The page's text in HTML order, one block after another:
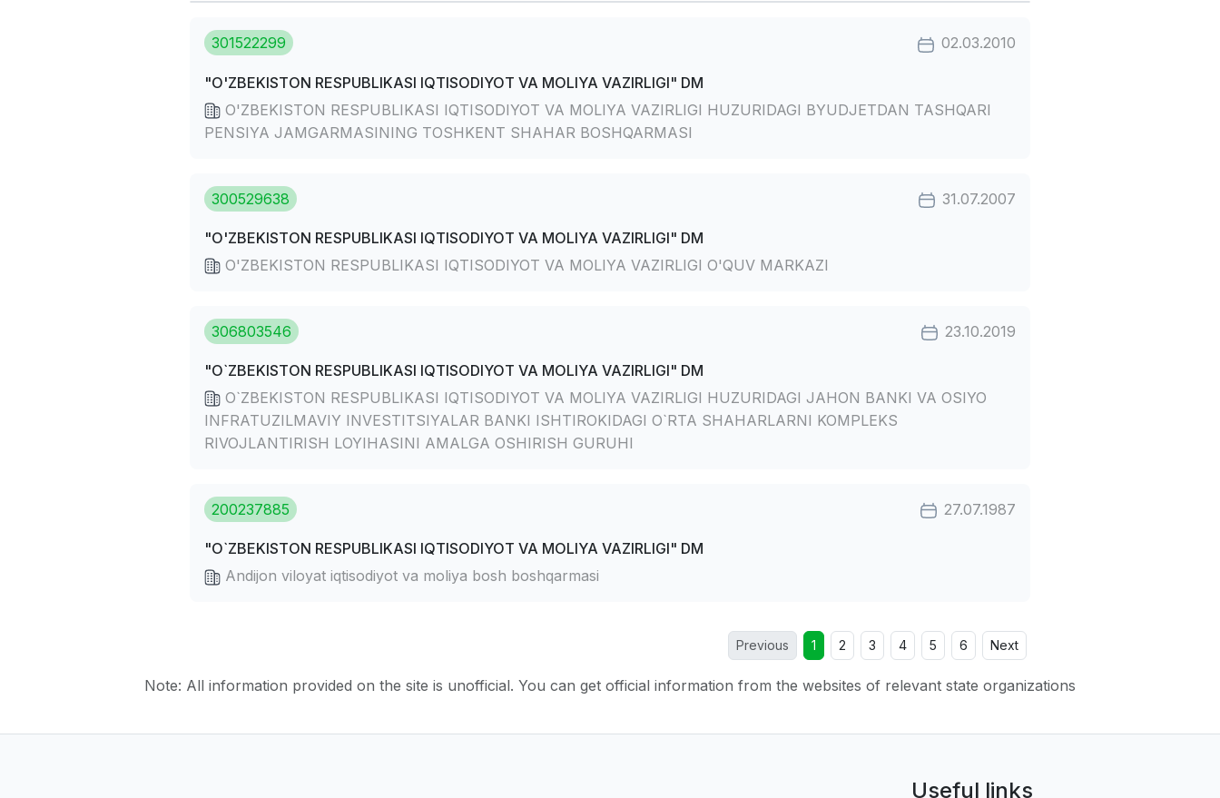
301522299 02.03.2010
"O'ZBEKISTON RESPUBLIKASI IQTISODIYOT VA MOLIYA VAZIRLIGI" DM
O'ZBEKISTON RESPUBLIKASI IQTISODIYOT VA MOLIYA VAZIRLIGI HUZURIDAGI BYUDJETDAN TASHQARI
PENSIYA JAMGARMASINING TOSHKENT SHAHAR BOSHQARMASI
300529638 31.07.2007
"O'ZBEKISTON RESPUBLIKASI IQTISODIYOT VA MOLIYA VAZIRLIGI" DM
O'ZBEKISTON RESPUBLIKASI IQTISODIYOT VA MOLIYA VAZIRLIGI O'QUV MARKAZI
306803546 23.10.2019
"O`ZBEKISTON RESPUBLIKASI IQTISODIYOT VA MOLIYA VAZIRLIGI" DM
O`ZBEKISTON RESPUBLIKASI IQTISODIYOT VA MOLIYA VAZIRLIGI HUZURIDAGI JAHON BANKI VA OSIYO
INFRATUZILMAVIY INVESTITSIYALAR BANKI ISHTIROKIDAGI O`RTA SHAHARLARNI KOMPLEKS
RIVOJLANTIRISH LOYIHASINI AMALGA OSHIRISH GURUHI
200237885 27.07.1987
"O`ZBEKISTON RESPUBLIKASI IQTISODIYOT VA MOLIYA VAZIRLIGI" DM
Andijon viloyat iqtisodiyot va moliya bosh boshqarmasi
Previous 1 2 3 4 5 6 Next
Note: All information provided on the site is unofficial. You can get official information from the websites of relevant state organizations
Useful links